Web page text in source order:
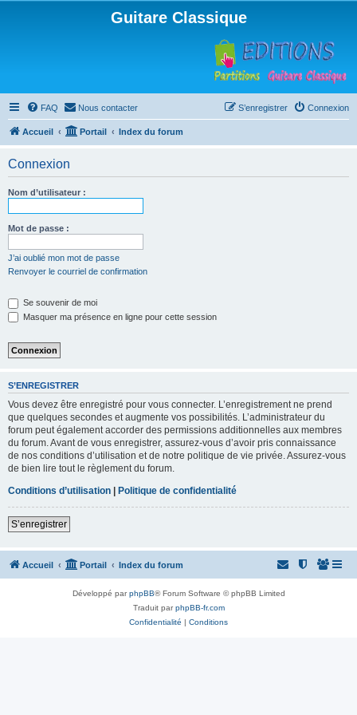
Guitare Classique
FAQ Nous contacter Connexion
S’enregistrer
Accueil Portail Index du forum
Connexion
Nom d’utilisateur :
Mot de passe :
J’ai oublié mon mot de passe
Renvoyer le courriel de confirmation
Se souvenir de moi
Masquer ma présence en ligne pour cette session
S’ENREGISTRER
Vous devez être enregistré pour vous connecter. L’enregistrement ne prend
que quelques secondes et augmente vos possibilités. L’administrateur du
forum peut également accorder des permissions additionnelles aux membres
du forum. Avant de vous enregistrer, assurez-vous d’avoir pris connaissance
de nos conditions d’utilisation et de notre politique de vie privée. Assurez-vous
de bien lire tout le règlement du forum.
Conditions d’utilisation | Politique de confidentialité
S’enregistrer
Accueil Portail Index du forum
Développé parphpBB® Forum Software © phpBB Limited
Traduit parphpBB-fr.com
Confidentialité | Conditions